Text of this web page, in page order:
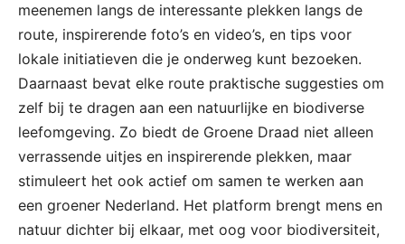
meenemen langs de interessante plekken langs de
route, inspirerende foto’s en video’s, en tips voor
lokale initiatieven die je onderweg kunt bezoeken.
Daarnaast bevat elke route praktische suggesties om
zelf bij te dragen aan een natuurlijke en biodiverse
leefomgeving. Zo biedt de Groene Draad niet alleen
verrassende uitjes en inspirerende plekken, maar
stimuleert het ook actief om samen te werken aan
een groener Nederland. Het platform brengt mens en
natuur dichter bij elkaar, met oog voor biodiversiteit,